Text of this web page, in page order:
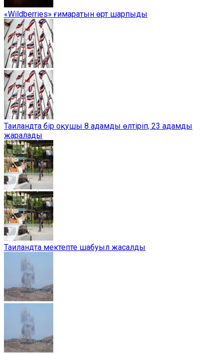
«Wildberries» ғимаратын өрт шарпыды
Таиландта бір оқушы 8 адамды өлтіріп, 23 адамды
жаралады
Таиландта мектепте шабуыл жасалды